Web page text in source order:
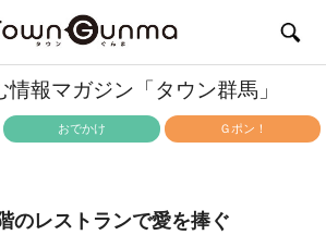
情報マガジン「タウン群馬」
おでかけ Ｇポン！
のレストランで愛を捧ぐ